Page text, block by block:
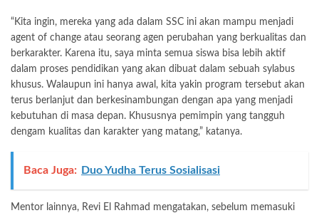
“Kita ingin, mereka yang ada dalam SSC ini akan mampu menjadi
agent of change atau seorang agen perubahan yang berkualitas dan
berkarakter. Karena itu, saya minta semua siswa bisa lebih aktif
dalam proses pendidikan yang akan dibuat dalam sebuah sylabus
khusus. Walaupun ini hanya awal, kita yakin program tersebut akan
terus berlanjut dan berkesinambungan dengan apa yang menjadi
kebutuhan di masa depan. Khususnya pemimpin yang tangguh
dengam kualitas dan karakter yang matang,” katanya.
Baca Juga: Duo Yudha Terus Sosialisasi
Mentor lainnya, Revi El Rahmad mengatakan, sebelum memasuki